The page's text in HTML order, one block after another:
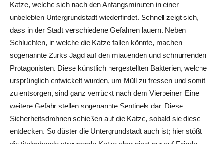
Katze, welche sich nach den Anfangsminuten in einer
unbelebten Untergrundstadt wiederfindet. Schnell zeigt sich,
dass in der Stadt verschiedene Gefahren lauern. Neben
Schluchten, in welche die Katze fallen könnte, machen
sogenannte Zurks Jagd auf den miauenden und schnurrenden
Protagonisten. Diese künstlich hergestellten Bakterien, welche
ursprünglich entwickelt wurden, um Müll zu fressen und somit
zu entsorgen, sind ganz verrückt nach dem Vierbeiner. Eine
weitere Gefahr stellen sogenannte Sentinels dar. Diese
Sicherheitsdrohnen schießen auf die Katze, sobald sie diese
entdecken. So düster die Untergrundstadt auch ist; hier stößt